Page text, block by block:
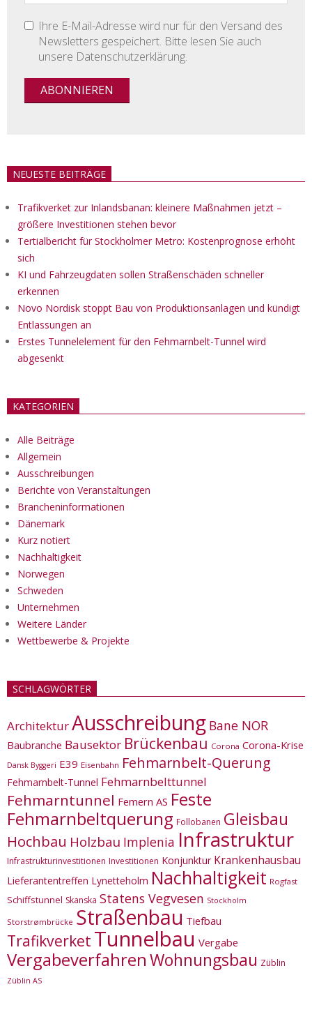
Ihre E-Mail-Adresse wird nur für den Versand des
Newsletters gespeichert. Bitte lesen Sie auch
unsere Datenschutzerklärung.
NEUESTE BEITRÄGE
Trafikverket zur Inlandsbanan: kleinere Maßnahmen jetzt –
größere Investitionen stehen bevor
Tertialbericht für Stockholmer Metro: Kostenprognose erhöht
sich
KI und Fahrzeugdaten sollen Straßenschäden schneller
erkennen
Novo Nordisk stoppt Bau von Produktionsanlagen und kündigt
Entlassungen an
Erstes Tunnelelement für den Fehmarnbelt-Tunnel wird
abgesenkt
KATEGORIEN
Alle Beiträge
Allgemein
Ausschreibungen
Berichte von Veranstaltungen
Brancheninformationen
Dänemark
Kurz notiert
Nachhaltigkeit
Norwegen
Schweden
Unternehmen
Weitere Länder
Wettbewerbe & Projekte
SCHLAGWÖRTER
ArchitekturAusschreibung Bane NOR
Baubranche Bausektor Brückenbau Corona Corona-Krise
Dansk Byggeri E39 Eisenbahn Fehmarnbelt-Querung
Fehmarnbelt-Tunnel Fehmarnbelttunnel
Fehmarntunnel Femern AS Feste
Fehmarnbeltquerung Follobanen Gleisbau
Hochbau Holzbau Implenia Infrastruktur
Infrastrukturinvestitionen Investitionen Konjunktur Krankenhausbau
Lieferantentreffen Lynetteholm Nachhaltigkeit Rogfast
Schiffstunnel Skanska Statens Vegvesen Stockholm
Storstrømbrücke Straßenbau Tiefbau
Trafikverket Tunnelbau Vergabe
VergabeverfahrenWohnungsbau Züblin
Züblin AS